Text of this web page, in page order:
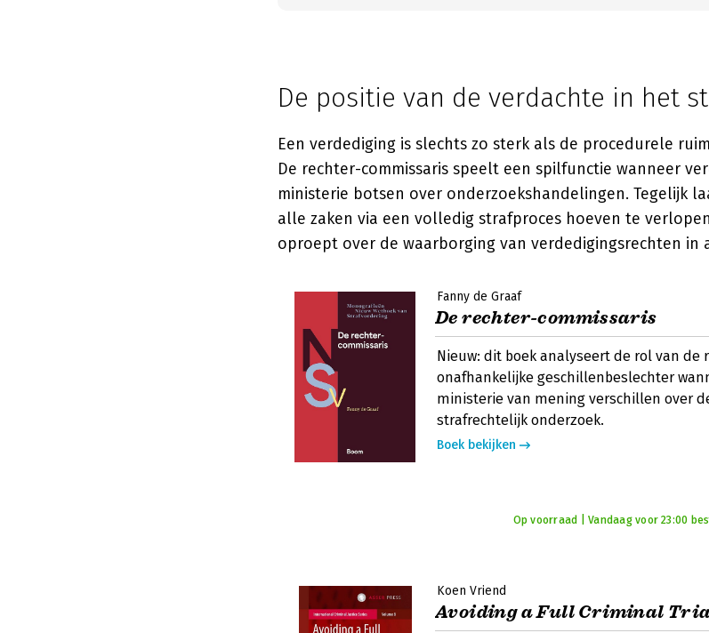
De positie van de verdachte in het
Een verdediging is slechts zo sterk als de procedurele
De rechter-commissaris speelt een spilfunctie wanneer
ministerie botsen over onderzoekshandelingen. Tegelijk
alle zaken via een volledig strafproces hoeven te
oproept over de waarborging van verdedigingsrechten in
Fanny de Graaf
De rechter-commissaris
Nieuw: dit boek analyseert de rol van de
onafhankelijke geschillenbeslechter
ministerie van mening verschillen over
strafrechtelijk onderzoek.
Boek bekijken
Op voorraad | Vandaag voor 23:00
Koen Vriend
Avoiding a Full Criminal